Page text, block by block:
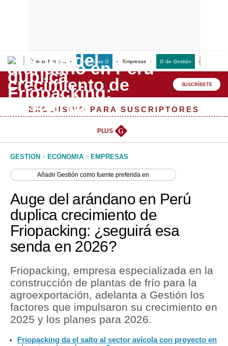
Últimas Noticias Empresas G Empresas G de Gestión
Lo último
Peru Quiosco
Management & Empleo
Perú
Política
Tu Dinero
Finanzas Personales
Inmobiliarias
Plus G
SUSCRÍBETE
EXCLUSIVO PARA SUSCRIPTORES
PLUS G
GESTION > ECONOMIA > EMPRESAS
AñadirGestión como fuente preferida en
Auge del arándano en Perú
duplica crecimiento de
Friopacking: ¿seguirá esa
senda en 2026?
Friopacking, empresa especializada en la
construcción de plantas de frío para la
agroexportación, adelanta a Gestión los
factores que impulsaron su crecimiento en
2025 y los planes para 2026.
Friopacking da el salto al sector avícola con proyecto en